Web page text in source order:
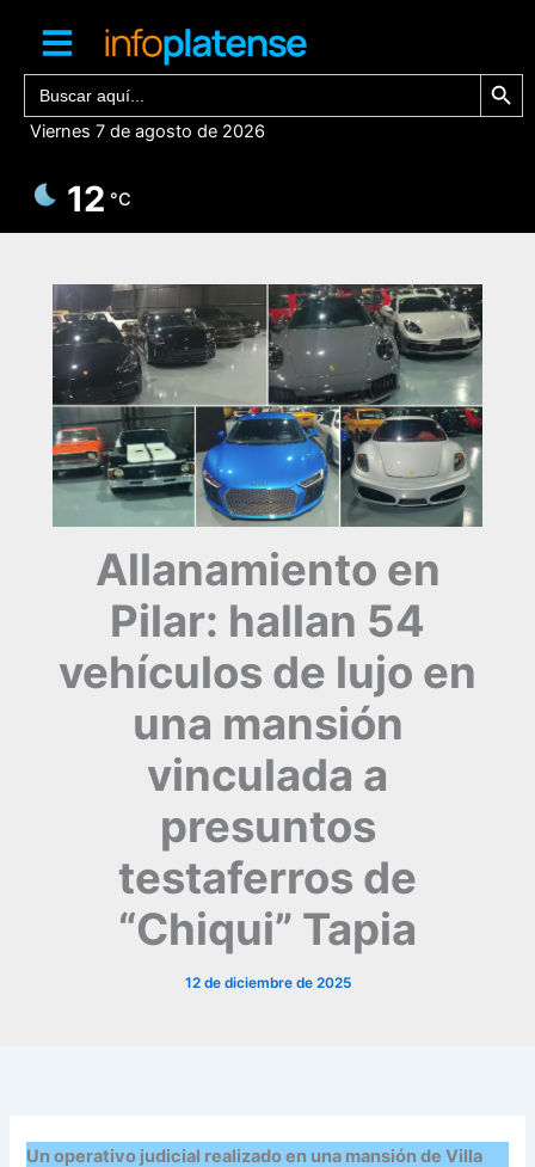
contenido
Buscar: Botón de
Viernes 7 de agosto de 2026
12 °C
Allanamiento en
Pilar: hallan 54
vehículos de lujo en
una mansión
vinculada a
presuntos
testaferros de
“Chiqui” Tapia
12 de diciembre de 2025
Un operativo judicial realizado en una mansión de Villa